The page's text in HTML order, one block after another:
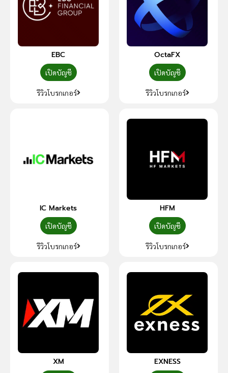
EBC
เปิดบัญชี
รีวิวโบรกเกอร์
OctaFX
เปิดบัญชี
รีวิวโบรกเกอร์
IC Markets
เปิดบัญชี
รีวิวโบรกเกอร์
HFM
เปิดบัญชี
รีวิวโบรกเกอร์
XM EXNESS